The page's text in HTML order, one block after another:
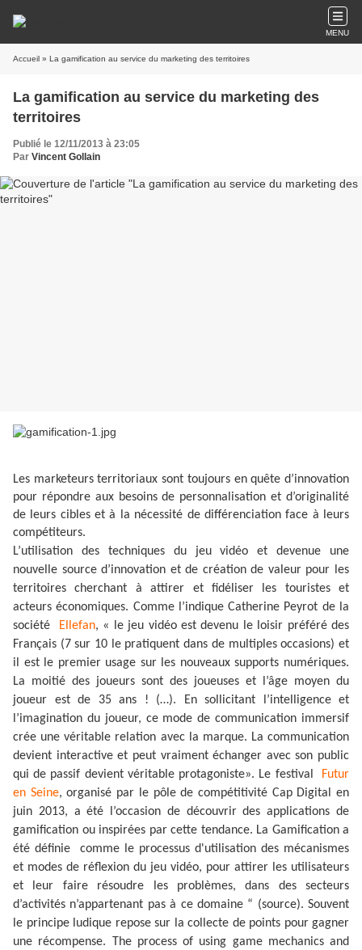
MENU
Accueil » La gamification au service du marketing des territoires
La gamification au service du marketing des
territoires
Publié le 12/11/2013 à 23:05
Par Vincent Gollain
Les marketeurs territoriaux sont toujours en quête d’innovation
pour répondre aux besoins de personnalisation et d’originalité
de leurs cibles et à la nécessité de différenciation face à leurs
compétiteurs.
L’utilisation des techniques du jeu vidéo et devenue une
nouvelle source d’innovation et de création de valeur pour les
territoires cherchant à attirer et fidéliser les touristes et
acteurs économiques. Comme l’indique Catherine Peyrot de la
société
Ellefan, « le jeu vidéo est devenu le loisir préféré des
Français (7 sur 10 le pratiquent dans de multiples occasions) et
il est le premier usage sur les nouveaux supports numériques.
La moitié des joueurs sont des joueuses et l’âge moyen du
joueur est de 35 ans ! (…). En sollicitant l’intelligence et
l’imagination du joueur, ce mode de communication immersif
crée une véritable relation avec la marque. La communication
devient interactive et peut vraiment échanger avec son public
qui de passif devient véritable protagoniste». Le festival
Futur
en Seine, organisé par le pôle de compétitivité Cap Digital en
juin 2013, a été l’occasion de découvrir des applications de
gamification ou inspirées par cette tendance. La Gamification a
été définie comme le processus d'utilisation des mécanismes
et modes de réflexion du jeu vidéo, pour attirer les utilisateurs
et leur faire résoudre les problèmes, dans des secteurs
d’activités n’appartenant pas à ce domaine “ (source). Souvent
le principe ludique repose sur la collecte de points pour gagner
une récompense. The process of using game mechanics and